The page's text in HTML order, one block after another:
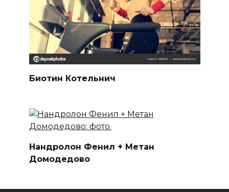
Биотин Котельнич
Нандролон Фенил + Метан
Домодедово